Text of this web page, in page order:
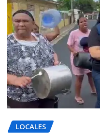
LOCALES